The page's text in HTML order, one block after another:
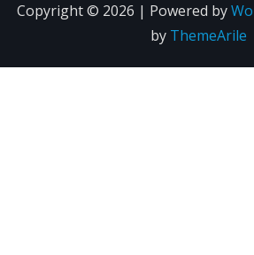
Copyright © 2026 | Powered by
by ThemeArile